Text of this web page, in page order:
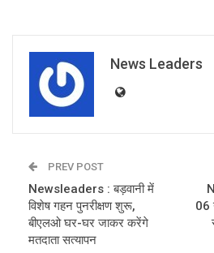
News Leaders
PREV POST
Newsleaders : बड़वानी में
विशेष गहन पुनरीक्षण शुरू,
बीएलओ घर-घर जाकर करेंगे
मतदाता सत्यापन
06